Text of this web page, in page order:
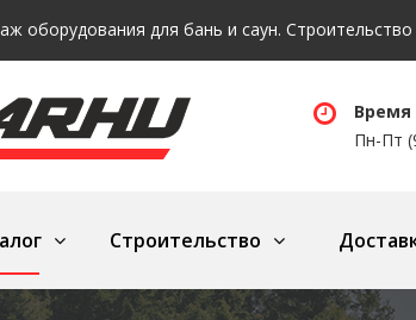
оборудования для бань и саун.
Время
Пн-Пт
Строительство